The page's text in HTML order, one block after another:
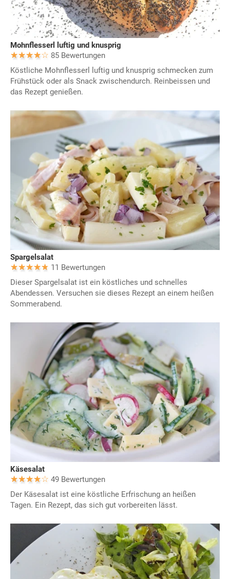
Mohnflesserl luftig und knusprig
85 Bewertungen
Köstliche Mohnflesserl luftig und knusprig schmecken zum
Frühstück oder als Snack zwischendurch. Reinbeissen und
das Rezept genießen.
Spargelsalat
11 Bewertungen
Dieser Spargelsalat ist ein köstliches und schnelles
Abendessen. Versuchen sie dieses Rezept an einem heißen
Sommerabend.
Käsesalat
49 Bewertungen
Der Käsesalat ist eine köstliche Erfrischung an heißen
Tagen. Ein Rezept, das sich gut vorbereiten lässt.